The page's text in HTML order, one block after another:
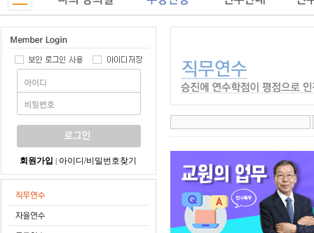
회원가입 아이디/비밀번호찾기